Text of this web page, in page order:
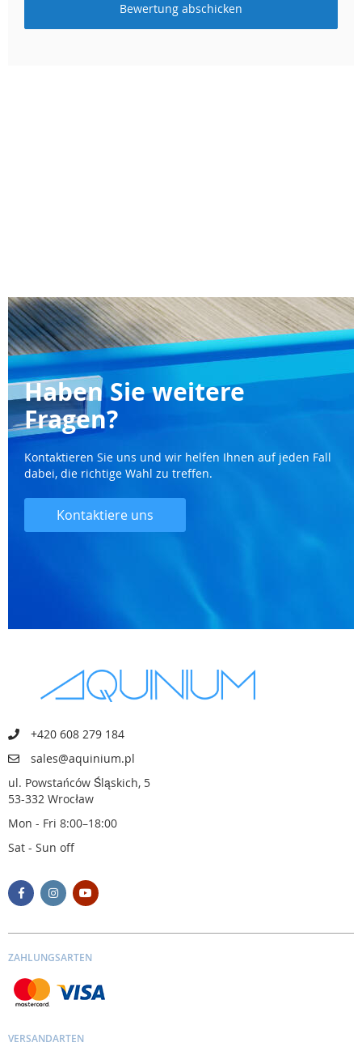
Bewertung abschicken
Haben Sie weitere
Fragen?
Kontaktieren Sie uns und wir helfen Ihnen auf jeden Fall
dabei, die richtige Wahl zu treffen.
Kontaktiere uns
+420 608 279 184
sales@aquinium.pl
ul. Powstańców Śląskich, 5
53-332 Wrocław
Mon - Fri 8:00–18:00
Sat - Sun off
ZAHLUNGSARTEN
VERSANDARTEN